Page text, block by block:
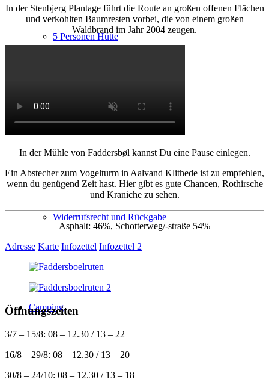
5 Personen Hütte
6 Personen Hütte
Widerrufsrecht und Rückgabe
Camping
In der Stenbjerg Plantage führt die Route an großen offenen Flächen
und verkohlten Baumresten vorbei, die von einem großen
Waldbrand im Jahr 2004 zeugen.
In der Mühle von Faddersbøl kannst Du eine Pause einlegen.
Ein Abstecher zum Vogelturm in Aalvand Klithede ist zu empfehlen,
wenn du genügend Zeit hast. Hier gibt es gute Chancen, Rothirsche
und Kraniche zu sehen.
Asphalt: 46%, Schotterweg/-straße 54%
Adresse Karte Infozettel Infozettel 2
Öffnungszeiten
3/7 – 15/8: 08 – 12.30 / 13 – 22
16/8 – 29/8: 08 – 12.30 / 13 – 20
30/8 – 24/10: 08 – 12.30 / 13 – 18